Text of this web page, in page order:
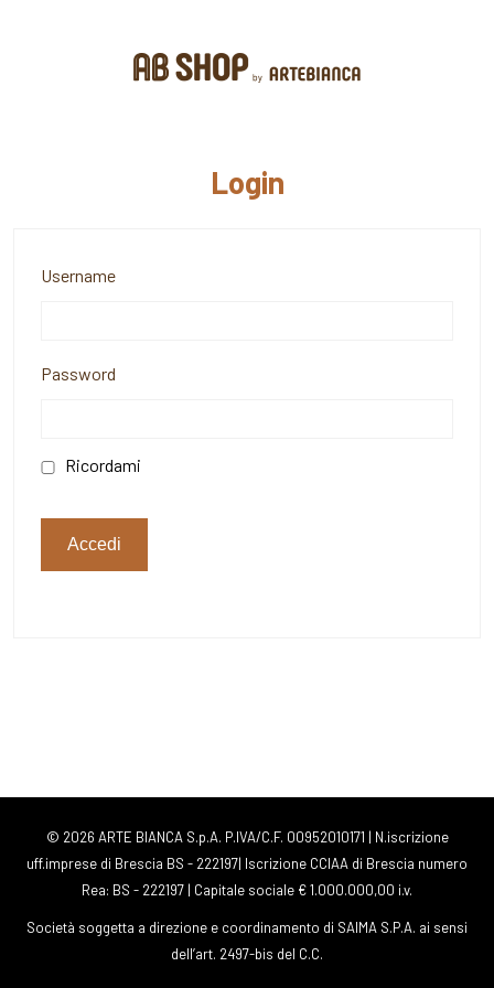
Login
Username
Password
Ricordami
Accedi
© 2026 ARTE BIANCA S.p.A. P.IVA/C.F. 00952010171 | N.iscrizione
uff.imprese di Brescia BS - 222197| Iscrizione CCIAA di Brescia numero
Rea: BS - 222197 | Capitale sociale € 1.000.000,00 i.v.
Società soggetta a direzione e coordinamento di SAIMA S.P.A. ai sensi
dell’art. 2497-bis del C.C.